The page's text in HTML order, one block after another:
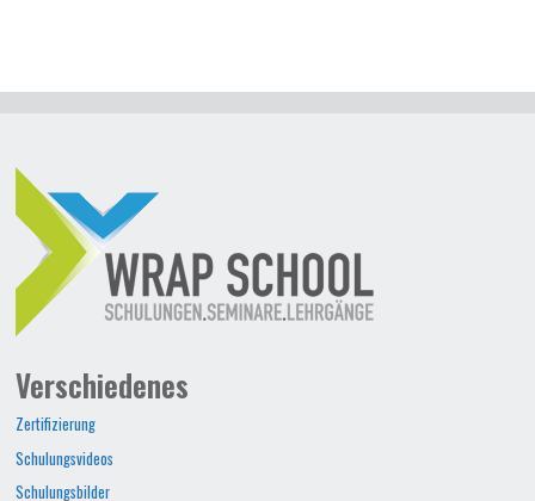
Verschiedenes
Zertifizierung
Schulungsvideos
Schulungsbilder